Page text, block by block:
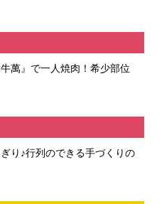
萬』で一人焼肉！希少部位
り♪行列のできる手づくりの